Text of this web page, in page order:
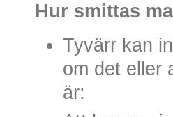
Hur smittas
Tyvärr kan
om det eller
är: